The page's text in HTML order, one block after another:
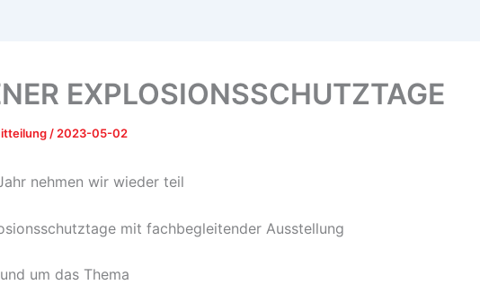
EXPLOSIONSSCHUTZTAGE
/ 2023-05-02
nehmen wir wieder teil
mit fachbegleitender Ausstellung
um das Thema